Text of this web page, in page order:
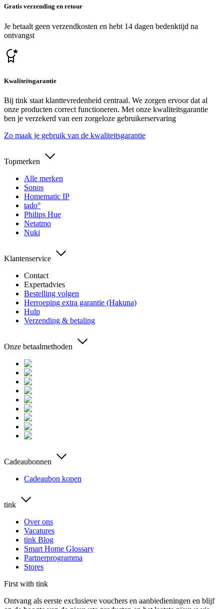
Gratis verzending en retour
Je betaalt geen verzendkosten en hebt 14 dagen bedenktijd na
ontvangst
Kwaliteitsgarantie
Bij tink staat klanttevredenheid centraal. We zorgen ervoor dat al
onze producten correct functioneren. Met onze kwaliteitsgarantie
ben je verzekerd van een zorgeloze gebruikerservaring
Zo maak je gebruik van de kwaliteitsgarantie
Topmerken
Alle merken
Sonos
Homematic IP
tado°
Philips Hue
Netatmo
Nuki
Klantenservice
Contact
Expertadvies
Bestelling volgen
Herroeping extra garantie (Hakuna)
Hulp
Verzending & betaling
Onze betaalmethoden
Cadeaubonnen
Cadeaubon kopen
tink
Over ons
Vacatures
tink Blog
Smart Home Glossary
Partnerprogramma
Stores
First with tink
Ontvang als eerste exclusieve vouchers en aanbiedieningen en blijf